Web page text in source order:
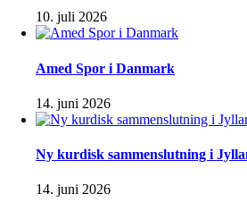
10. juli 2026
Amed Spor i Danmark
14. juni 2026
Ny kurdisk sammenslutning i
14. juni 2026